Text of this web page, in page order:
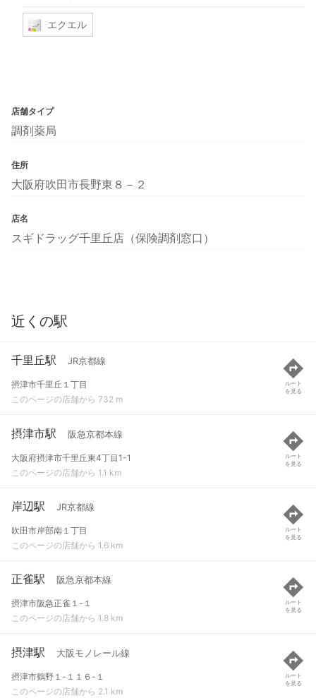
エクエル
店舗タイプ
調剤薬局
住所
大阪府吹田市長野東８－２
店名
スギドラッグ千里丘店（保険調剤窓口）
近くの駅
千里丘駅 JR京都線
摂津市千里丘１丁目
このページの店舗から 732 m
ルート
を見る
摂津市駅 阪急京都本線
大阪府摂津市千里丘東4丁目1-1
このページの店舗から 1.1 km
ルート
を見る
岸辺駅 JR京都線
吹田市岸部南１丁目
このページの店舗から 1.6 km
ルート
を見る
正雀駅 阪急京都本線
摂津市阪急正雀１-１
このページの店舗から 1.8 km
ルート
を見る
摂津駅 大阪モノレール線
摂津市鶴野１-１１６-１
このページの店舗から 2.1 km
ルート
を見る